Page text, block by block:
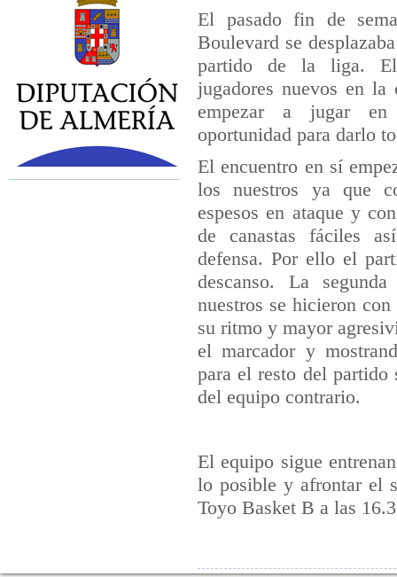
El pasado fin de
Boulevard se
partido de la liga. El
jugadores nuevos en la
empezar a jugar
oportunidad para darlo
El encuentro en sí
los nuestros ya que
espesos en ataque y
de canastas fáciles
defensa. Por ello el
descanso. La
nuestros se hicieron
su ritmo y mayor
el marcador y
para el resto del
del equipo contrario.
El equipo sigue
lo posible y afrontar el
Toyo Basket B a las